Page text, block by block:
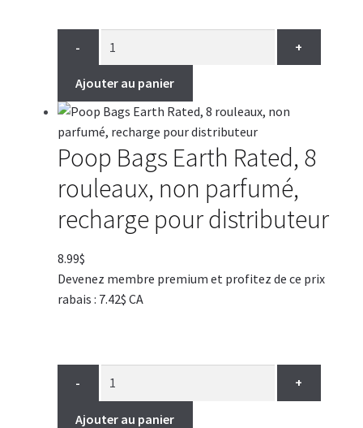
- +
Ajouter au panier
Poop Bags Earth Rated, 8
rouleaux, non parfumé,
recharge pour distributeur
8.99$
Devenez membre premium et profitez de ce prix
rabais : 7.42$ CA
- +
Ajouter au panier